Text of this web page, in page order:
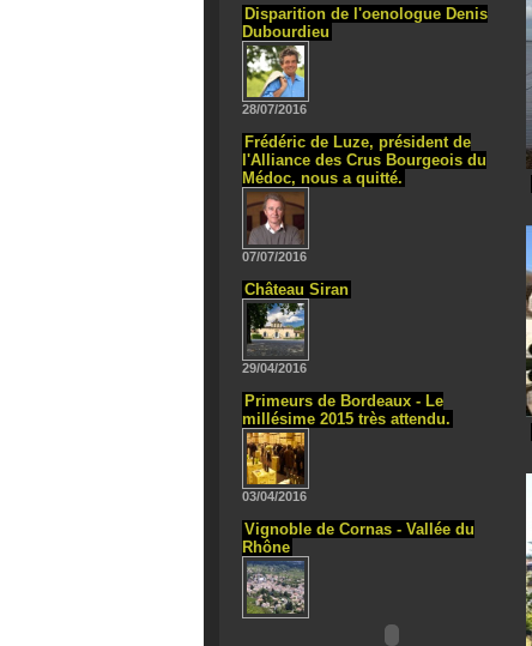
Disparition de l'oenologue Denis
Dubourdieu
28/07/2016
Frédéric de Luze, président de
l'Alliance des Crus Bourgeois du
Médoc, nous a quitté.
07/07/2016
Château Siran
29/04/2016
Primeurs de Bordeaux - Le
millésime 2015 très attendu.
03/04/2016
Vignoble de Cornas - Vallée du
Rhône